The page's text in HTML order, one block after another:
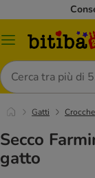
Overview
Cerca
Gatti
Secco
gatto